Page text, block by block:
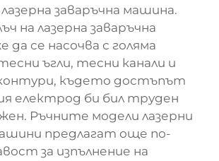
заваръчна машина.
на лазерна заваръчна
се насочва с голяма
ъгли, тесни канали и
където достъпът
електрод би бил труден
Ръчните модели лазерни
предлагат още по-
за изпълнение на